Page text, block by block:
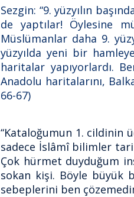
Sezgin: “9. yüzyılın
de yaptılar! Öylesine
Müslümanlar daha 9.
yüzyılda yeni bir
haritalar yapıyorlardı.
Anadolu haritalarını,
66-67)
“Kataloğumun 1. cildinin
sadece İslâmî bilimler
Çok hürmet duyduğum
sokan kişi. Böyle büyük
sebeplerini ben